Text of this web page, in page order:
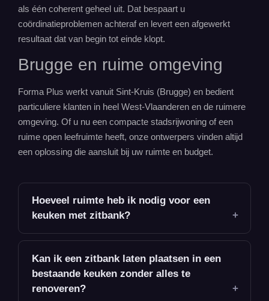
als één coherent geheel uit. Dat bespaart u
coördinatieproblemen achteraf en levert een afgewerkt
resultaat dat van begin tot einde klopt.
Brugge en ruime omgeving
Forma Plus werkt vanuit Sint-Kruis (Brugge) en bedient
particuliere klanten in heel West-Vlaanderen en de ruimere
omgeving. Of u nu een compacte stadsrijwoning of een
ruime open leefruimte heeft, onze ontwerpers vinden altijd
een oplossing die aansluit bij uw ruimte en budget.
Hoeveel ruimte heb ik nodig voor een
keuken met zitbank?
Kan ik een zitbank laten plaatsen in een
bestaande keuken zonder alles te
renoveren?